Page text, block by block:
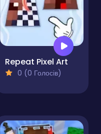
Repeat Pixel Art
0 (0 Голосів)